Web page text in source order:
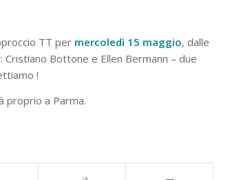
TT per mercoledì 15 maggio, dalle
Bottone e Ellen Bermann – due
!
proprio a Parma.